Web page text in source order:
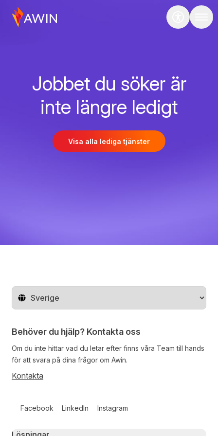
Jobbet du söker är
inte längre ledigt
Visa alla lediga tjänster
Byt land
Behöver du hjälp? Kontakta oss
Om du inte hittar vad du letar efter finns våra Team till hands
för att svara på dina frågor om Awin.
Kontakta
Facebook LinkedIn Instagram
Primary footer navigation